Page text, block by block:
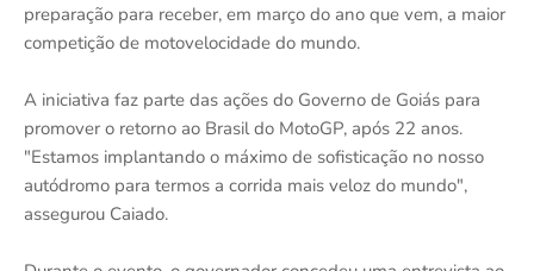
preparação para receber, em março do ano que vem, a maior
competição de motovelocidade do mundo.
A iniciativa faz parte das ações do Governo de Goiás para
promover o retorno ao Brasil do MotoGP, após 22 anos.
"Estamos implantando o máximo de sofisticação no nosso
autódromo para termos a corrida mais veloz do mundo",
assegurou Caiado.